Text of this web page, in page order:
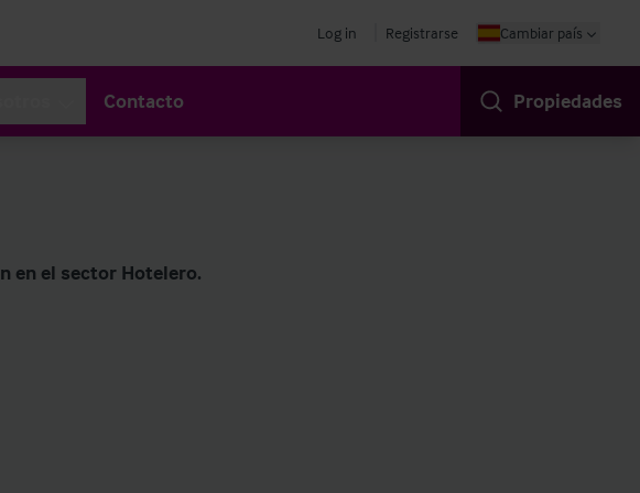
Log in Registrarse Cambiar país
Contacto Propiedades
en el sector Hotelero.